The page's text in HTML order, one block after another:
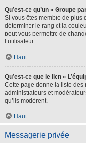
Qu’est-ce qu’un « Groupe
Si vous êtes membre de plus
déterminer le rang et la
peut vous permettre de
l’utilisateur.
Haut
Qu’est-ce que le lien «
Cette page donne la liste des
administrateurs et
qu’ils modèrent.
Haut
Messagerie privée